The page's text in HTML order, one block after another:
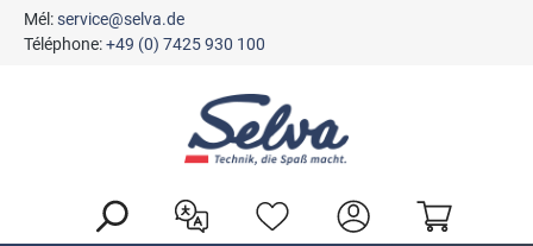
principal
Mél:service@selva.de
Téléphone:+49 (0) 7425 930 100